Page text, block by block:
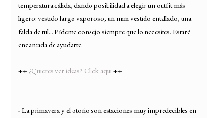
temperatura cálida, dando posibilidad a elegir un outfit más
ligero: vestido largo vaporoso, un mini vestido entallado, una
falda de tul... Pídeme consejo siempre que lo necesites. Estaré
encantada de ayudarte.
++ ¿Quieres ver ideas? Click aqui++
- La primavera y el otoño son estaciones muy impredecibles en